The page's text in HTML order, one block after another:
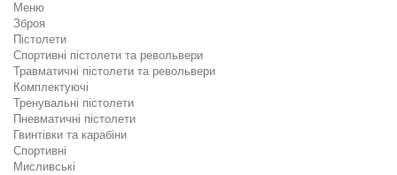
Меню
Зброя
Пістолети
Спортивні пістолети та револьвери
Травматичні пістолети та револьвери
Комплектуючі
Тренувальні пістолети
Пневматичні пістолети
Гвинтівки та карабіни
Спортивні
Мисливські